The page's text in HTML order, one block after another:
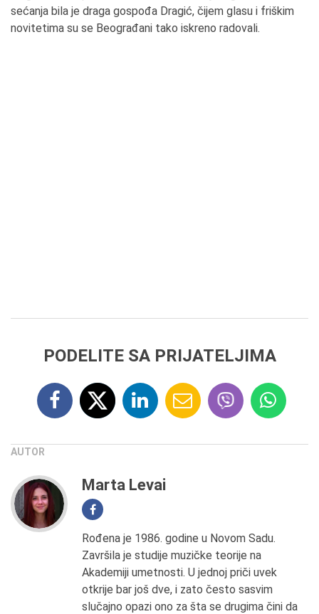
sećanja bila je draga gospođa Dragić, čijem glasu i friškim
novitetima su se Beograđani tako iskreno radovali.
PODELITE SA PRIJATELJIMA
AUTOR
Marta Levai
Rođena je 1986. godine u Novom Sadu.
Završila je studije muzičke teorije na
Akademiji umetnosti. U jednoj priči uvek
otkrije bar još dve, i zato često sasvim
slučajno opazi ono za šta se drugima čini da